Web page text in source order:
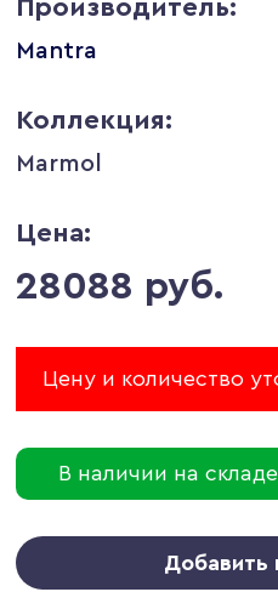
Производитель:
Mantra
Коллекция:
Marmol
Цена:
28088 руб.
Цену и количество
В наличии на
Добавить